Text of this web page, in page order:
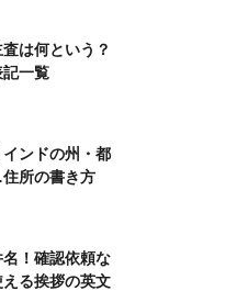
は何という？
一覧
ンドの州・都
所の書き方
！確認依頼な
る挨拶の英文